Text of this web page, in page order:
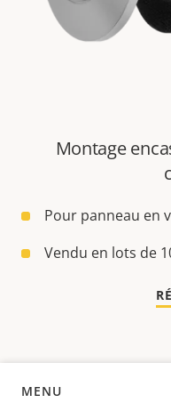
Montage
Pour panneau en
Vendu en lots de
MENU
APERÇU